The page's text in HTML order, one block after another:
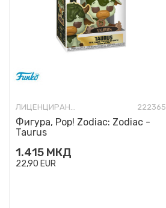
ЛИЦЕНЦИРАНИ ФИГУРИ И СЕТОВИ 222365
Фигура, Pop! Zodiac: Zodiac -
Taurus
1.415 МКД
22,90 EUR